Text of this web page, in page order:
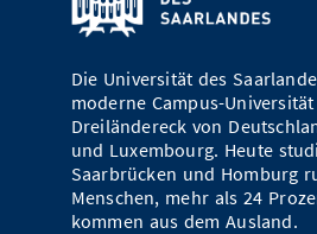
Open Science/Open Access
Zahlen & Fakten
Kontakt
SIC Merchandise
SIC Podcast
AnsprechpartnerInnen,
Termine, Vorträge und
Alumni
Die Universität des
moderne Campus-
Dreiländereck von
und Luxembourg. Heute
Saarbrücken und Homburg
Menschen, mehr als 24
kommen aus dem Ausland.